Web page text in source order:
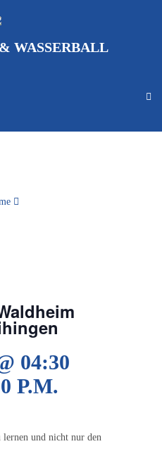
WASSERBALL
04:30
P.M.
lernen und nicht nur den